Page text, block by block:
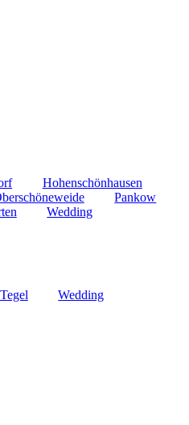
Hohenschönhausen
Pankow
Wedding
Tegel
Wedding